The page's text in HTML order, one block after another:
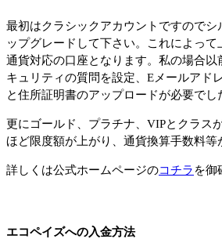
最初はクラシックアカウントですのでシ
ップグレードして下さい。これによって
通貨対応の口座となります。私の場合以
キュリティの質問を設定、Eメールアド
と住所証明書のアップロードが必要でし
更にゴールド、プラチナ、VIPとクラス
ほど限度額が上がり、通貨換算手数料等
詳しくは公式ホームページのコチラ を御
エコペイズへの入金方法